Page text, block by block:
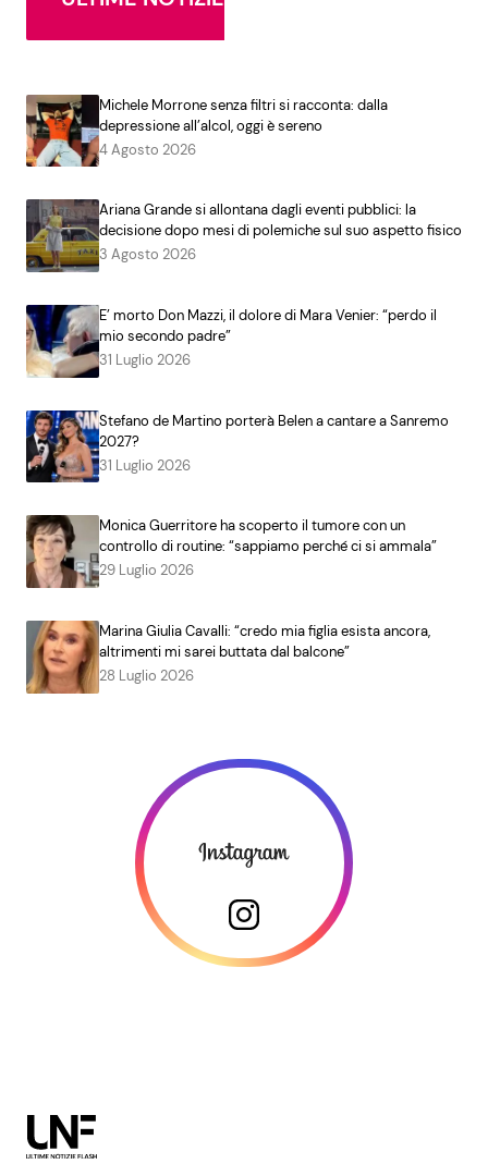
Michele Morrone senza filtri si racconta: dalla
depressione all’alcol, oggi è sereno
4 Agosto 2026
Ariana Grande si allontana dagli eventi pubblici: la
decisione dopo mesi di polemiche sul suo aspetto fisico
3 Agosto 2026
E’ morto Don Mazzi, il dolore di Mara Venier: “perdo il
mio secondo padre”
31 Luglio 2026
Stefano de Martino porterà Belen a cantare a Sanremo
2027?
31 Luglio 2026
Monica Guerritore ha scoperto il tumore con un
controllo di routine: “sappiamo perché ci si ammala”
29 Luglio 2026
Marina Giulia Cavalli: “credo mia figlia esista ancora,
altrimenti mi sarei buttata dal balcone”
28 Luglio 2026